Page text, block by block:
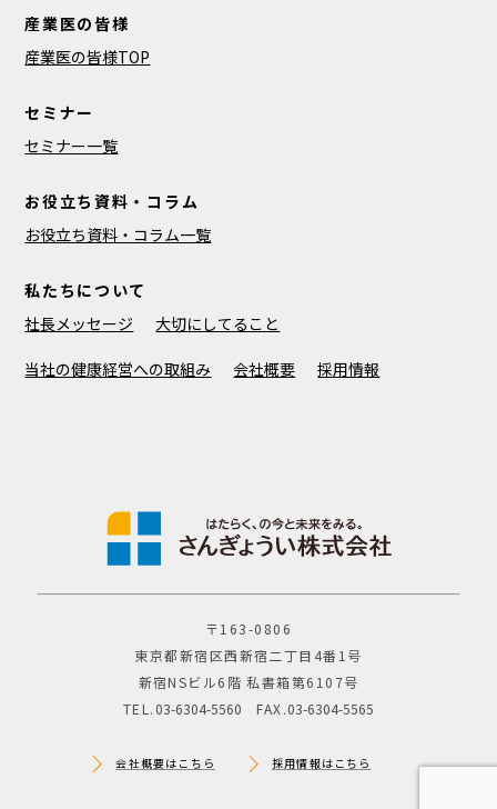
産業医の皆様
産業医の皆様TOP
セミナー
セミナー一覧
お役立ち資料・コラム
お役立ち資料・コラム一覧
私たちについて
社長メッセージ
大切にしてること
当社の健康経営への取組み 会社概要 採用情報
〒163-0806
東京都新宿区西新宿二丁目4番1号
新宿NSビル6階 私書箱第6107号
TEL. 03-6304-5560 FAX.03-6304-5565
会社概要はこちら 採用情報はこちら